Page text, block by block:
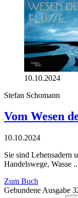
10.10.2024
Stefan Schomann
Vom Wesen
10.10.2024
Sie sind Lebensadern
Handelswege, Wasse
Zum Buch
Gebundene Ausgabe